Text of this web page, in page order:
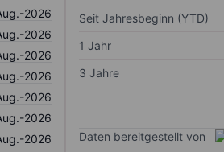
2026
2026
2026
2026
2026
2026
2026
Seit Jahresbeginn (YTD)
1 Jahr
3 Jahre
Daten bereitgestellt von